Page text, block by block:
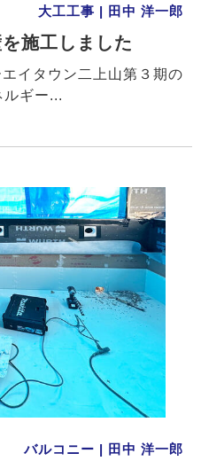
大工工事 | 田中 洋一郎
施工しました
イタウン二上山第３期の
ギー...
バルコニー | 田中 洋一郎